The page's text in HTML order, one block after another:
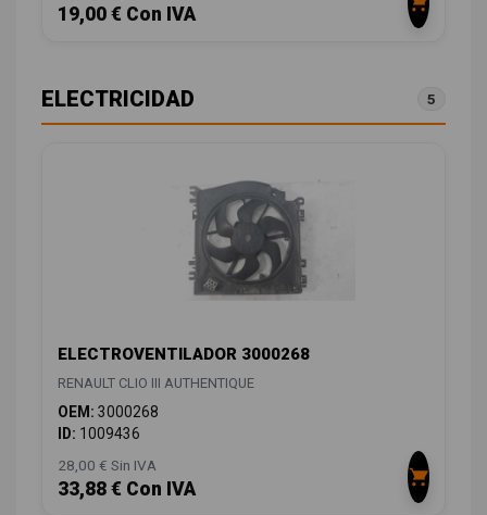
19,00 € Con IVA
ELECTRICIDAD 5
ELECTROVENTILADOR 3000268
RENAULT CLIO III AUTHENTIQUE
OEM: 3000268
ID: 1009436
28,00 € Sin IVA
33,88 € Con IVA